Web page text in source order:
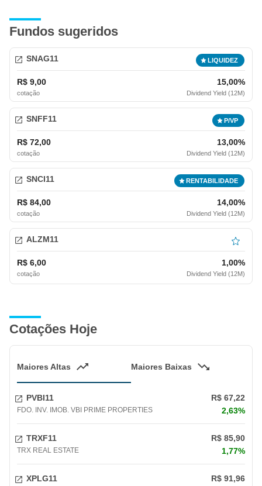
Cotações Hoje
Maiores Altas Maiores Baixas
PVBI11 R$ 67,22
FDO. INV. IMOB. VBI PRIME PROPERTIES 2,63%
TRXF11 R$ 85,90
TRX REAL ESTATE 1,77%
XPLG11 R$ 91,96
Fundos sugeridos
SNAG11
R$ 9,00
cotação
15,00%
Dividend Yield (12M)
SNFF11
R$ 72,00
cotação
13,00%
Dividend Yield (12M)
SNCI11
R$ 84,00
cotação
14,00%
Dividend Yield (12M)
ALZM11
R$ 6,00
cotação
1,00%
Dividend Yield (12M)